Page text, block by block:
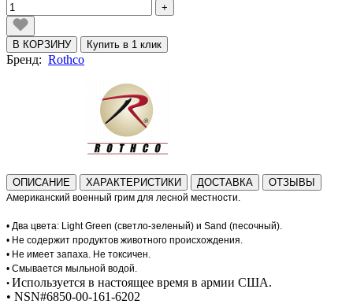
+
В КОРЗИНУ Купить в 1 клик
Бренд: Rothco
ОПИСАНИЕ ХАРАКТЕРИСТИКИ ДОСТАВКА ОТЗЫВЫ
Американский военный грим для лесной местности.
• Два цвета: Light Green (светло-зеленый) и Sand (песочный).
• Не содержит продуктов животного происхождения.
• Не имеет запаха. Не токсичен.
• Смывается мыльной водой.
• Используется в настоящее время в армии США.
• NSN#6850-00-161-6202